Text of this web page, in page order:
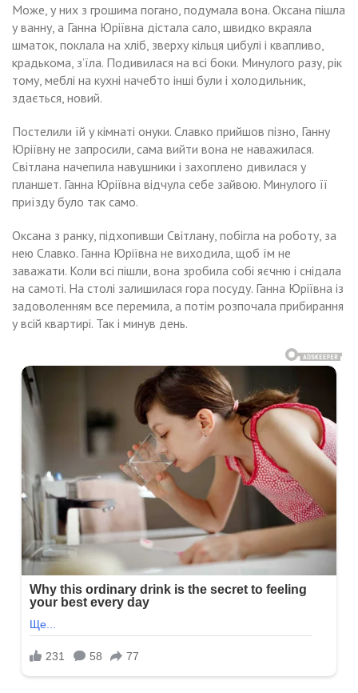
Може, у них з грошима погано, подумала вона. Оксана пішла
у ванну, а Ганна Юріївна дістала сало, швидко вкраяла
шматок, поклала на хліб, зверху кільця цибулі і квапливо,
крадькома, з’їла. Подивилася на всі боки. Минулого разу, рік
тому, меблі на кухні начебто інші були і холодильник,
здається, новий.
Постелили їй у кімнаті онуки. Славко прийшов пізно, Ганну
Юріївну не запросили, сама вийти вона не наважилася.
Світлана начепила навушники і захоплено дивилася у
планшет. Ганна Юріївна відчула себе зайвою. Минулого її
приїзду було так само.
Оксана з ранку, підхопивши Світлану, побігла на роботу, за
нею Славко. Ганна Юріївна не виходила, щоб їм не
заважати. Коли всі пішли, вона зробила собі яєчню і снідала
на самоті. На столі залишилася гора посуду. Ганна Юріївна із
задоволенням все перемила, а потім розпочала прибирання
у всій квартирі. Так і минув день.